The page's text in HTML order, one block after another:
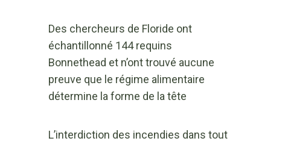
Des chercheurs de Floride ont
échantillonné 144 requins
Bonnethead et n’ont trouvé aucune
preuve que le régime alimentaire
détermine la forme de la tête
L’interdiction des incendies dans tout